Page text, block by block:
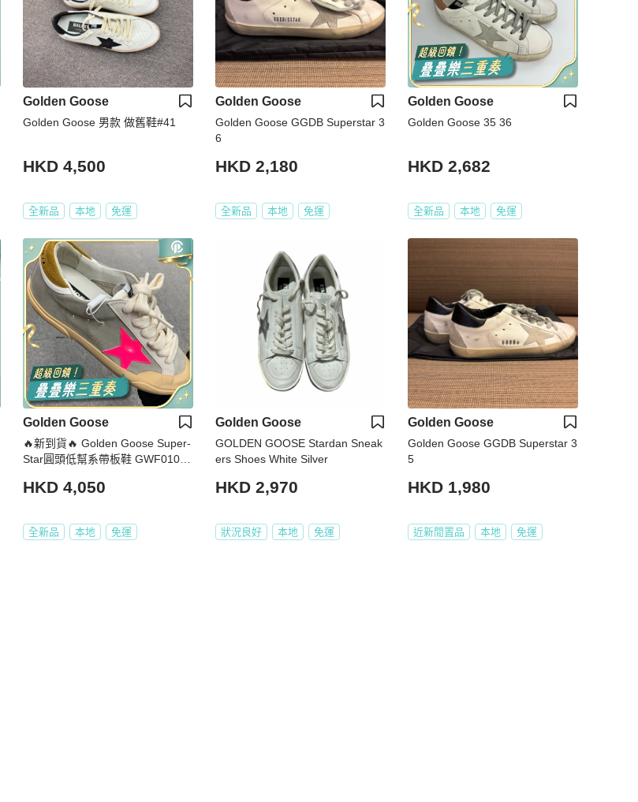
Golden Goose
Golden Goose 男款 做舊鞋#41
HKD 4,500
全新品 本地 免運
Golden Goose
Golden Goose GGDB Superstar 3
6
HKD 2,180
全新品 本地 免運
Golden Goose
Golden Goose 35 36
HKD 2,682
全新品 本地 免運
Golden Goose
🔥新到貨🔥 Golden Goose Super-
Star圓頭低幫系帶板鞋 GWF01026
9
HKD 4,050
全新品 本地 免運
Golden Goose
GOLDEN GOOSE Stardan Sneak
ers Shoes White Silver
HKD 2,970
狀況良好 本地 免運
Golden Goose
Golden Goose GGDB Superstar 3
5
HKD 1,980
近新閒置品 本地 免運